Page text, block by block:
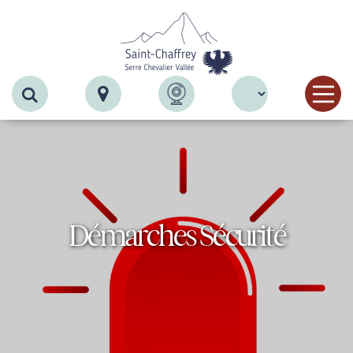
Recherche
Démarches Sécurité